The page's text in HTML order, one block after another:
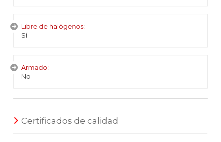
Libre de halógenos:
Sí
Armado:
No
Certificados de calidad